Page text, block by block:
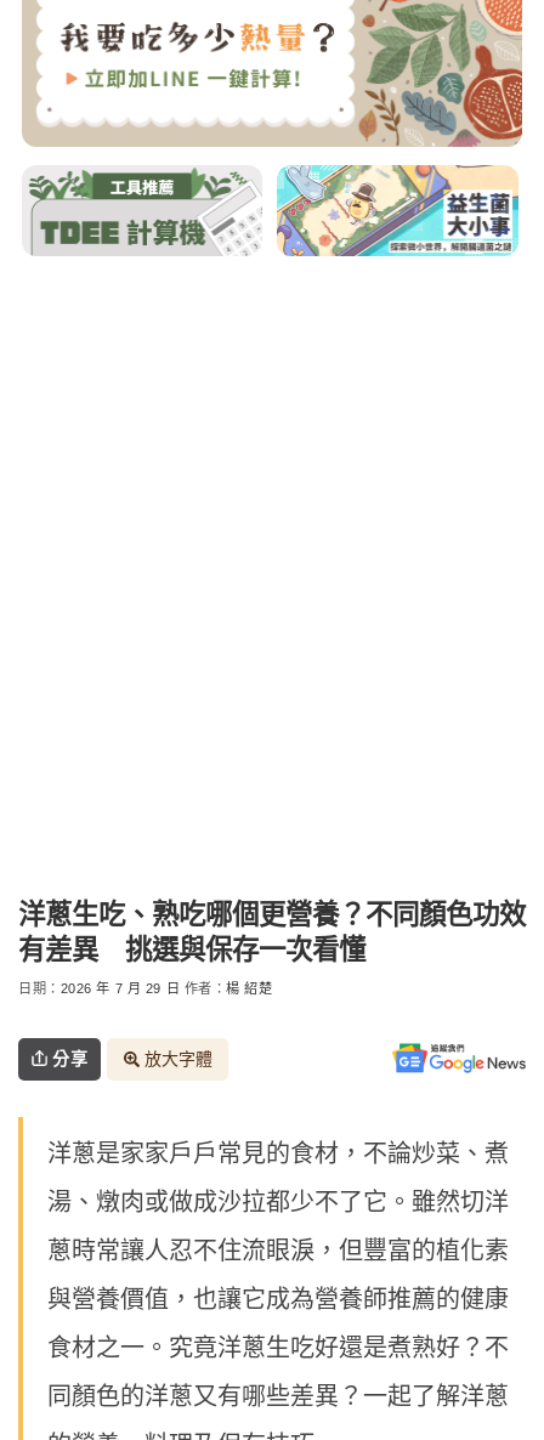
洋蔥生吃、熟吃哪個更營養？不同顏色功效
有差異 挑選與保存一次看懂
日期： 2026 年 7 月 29 日 作者：楊 紹楚
分享 放大字體
洋蔥是家家戶戶常見的食材，不論炒菜、煮
湯、燉肉或做成沙拉都少不了它。雖然切洋
蔥時常讓人忍不住流眼淚，但豐富的植化素
與營養價值，也讓它成為營養師推薦的健康
食材之一。究竟洋蔥生吃好還是煮熟好？不
同顏色的洋蔥又有哪些差異？一起了解洋蔥